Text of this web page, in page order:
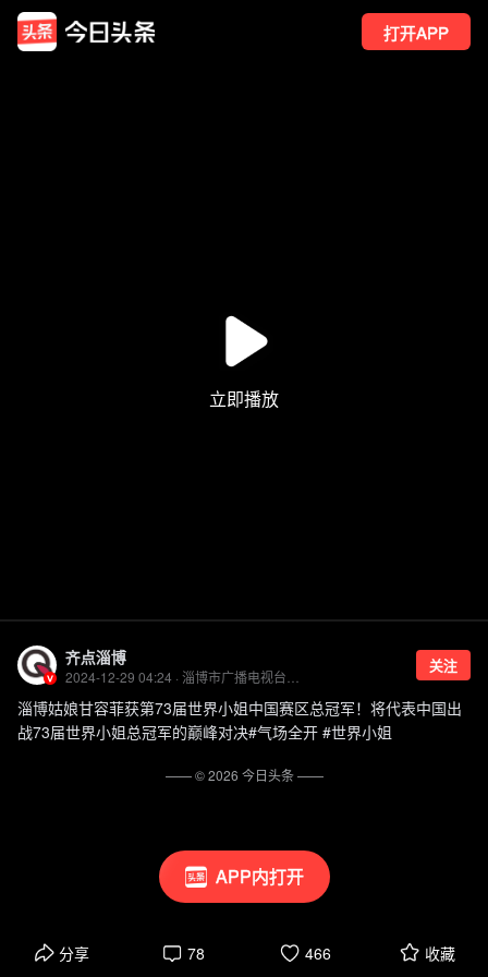
打开APP
APP内打开
齐点淄博 关注
淄博姑娘甘容菲获第73届世界小姐中国赛区总冠军！将代表中国出
战73届世界小姐总冠军的巅峰对决#气场全开 #世界小姐
分享 78 466 收藏
—— ©2026 今日头条——